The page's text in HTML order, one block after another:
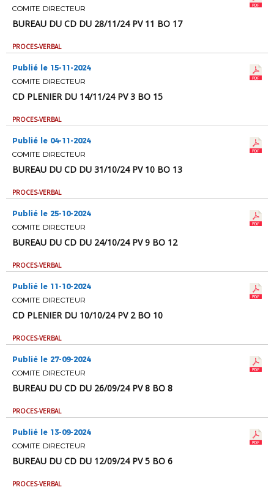
COMITE DIRECTEUR
BUREAU DU CD DU 28/11/24 PV 11 BO 17
PROCES-VERBAL
Publié le 15-11-2024
COMITE DIRECTEUR
CD PLENIER DU 14/11/24 PV 3 BO 15
PROCES-VERBAL
Publié le 04-11-2024
COMITE DIRECTEUR
BUREAU DU CD DU 31/10/24 PV 10 BO 13
PROCES-VERBAL
Publié le 25-10-2024
COMITE DIRECTEUR
BUREAU DU CD DU 24/10/24 PV 9 BO 12
PROCES-VERBAL
Publié le 11-10-2024
COMITE DIRECTEUR
CD PLENIER DU 10/10/24 PV 2 BO 10
PROCES-VERBAL
Publié le 27-09-2024
COMITE DIRECTEUR
BUREAU DU CD DU 26/09/24 PV 8 BO 8
PROCES-VERBAL
Publié le 13-09-2024
COMITE DIRECTEUR
BUREAU DU CD DU 12/09/24 PV 5 BO 6
PROCES-VERBAL